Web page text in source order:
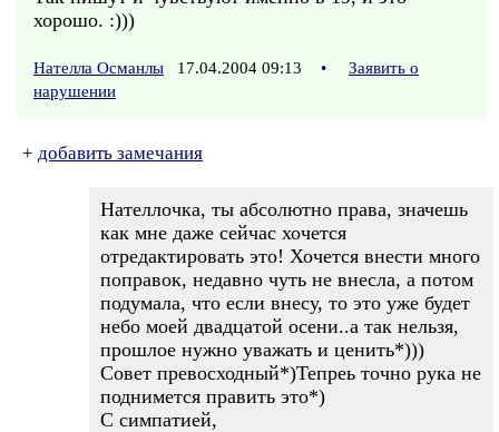
хорошо. :)))
Нателла Османлы 17.04.2004 09:13 •
Заявить о
нарушении
+ добавить замечания
Нателлочка, ты абсолютно права, значешь
как мне даже сейчас хочется
отредактировать это! Хочется внести много
поправок, недавно чуть не внесла, а потом
подумала, что если внесу, то это уже будет
небо моей двадцатой осени..а так нельзя,
прошлое нужно уважать и ценить*)))
Совет превосходный*)Тепреь точно рука не
поднимется править это*)
С симпатией,